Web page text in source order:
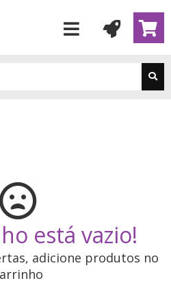
está vazio!
adicione produtos no